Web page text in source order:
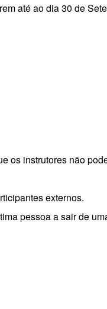
até ao dia 30 de
os instrutores não
externos.
pessoa a sair de